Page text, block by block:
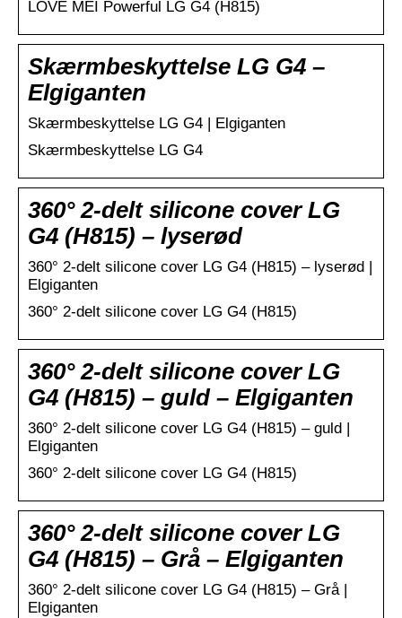
LOVE MEI Powerful LG G4 (H815)
Skærmbeskyttelse LG G4 –
Elgiganten
Skærmbeskyttelse LG G4 | Elgiganten
Skærmbeskyttelse LG G4
360° 2-delt silicone cover LG
G4 (H815) – lyserød
360° 2-delt silicone cover LG G4 (H815) – lyserød |
Elgiganten
360° 2-delt silicone cover LG G4 (H815)
360° 2-delt silicone cover LG
G4 (H815) – guld – Elgiganten
360° 2-delt silicone cover LG G4 (H815) – guld |
Elgiganten
360° 2-delt silicone cover LG G4 (H815)
360° 2-delt silicone cover LG
G4 (H815) – Grå – Elgiganten
360° 2-delt silicone cover LG G4 (H815) – Grå |
Elgiganten